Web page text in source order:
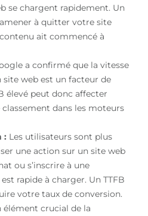
se chargent rapidement. Un
à quitter votre site
ait commencé à
a confirmé que la vitesse
site web est un facteur de
élevé peut donc affecter
dans les moteurs
: Les utilisateurs sont plus
une action sur un site web
ou s’inscrire à une
rapide à charger. Un TTFB
votre taux de conversion.
élément crucial de la